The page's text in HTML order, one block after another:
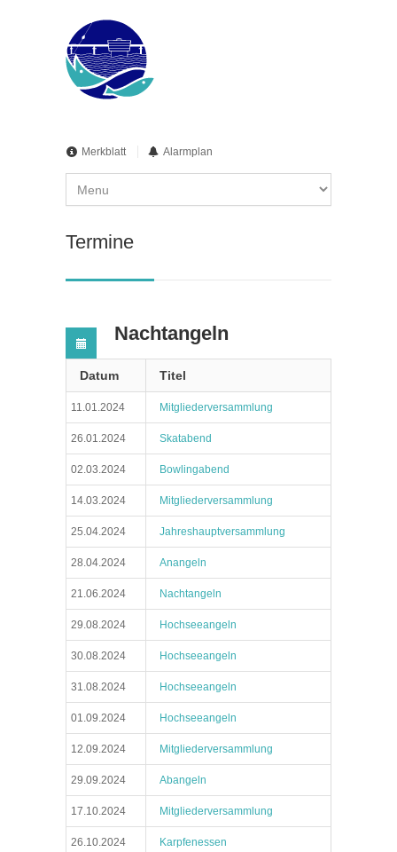
Merkblatt Alarmplan
Termine
Nachtangeln
Datum Titel
11.01.2024 Mitgliederversammlung
26.01.2024 Skatabend
02.03.2024 Bowlingabend
14.03.2024 Mitgliederversammlung
25.04.2024 Jahreshauptversammlung
28.04.2024 Anangeln
21.06.2024 Nachtangeln
29.08.2024 Hochseeangeln
30.08.2024 Hochseeangeln
31.08.2024 Hochseeangeln
01.09.2024 Hochseeangeln
12.09.2024 Mitgliederversammlung
29.09.2024 Abangeln
17.10.2024 Mitgliederversammlung
26.10.2024 Karpfenessen